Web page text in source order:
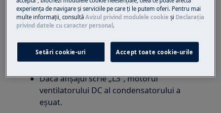
Rezoluţie:
1. Contactați centrul de service autorizat.
Cauza:
Dacă afișajul scrie „L3”, motorul
ventilatorului DC al condensatorului a
eșuat.
experienţa de navigare și serviciile pe care ţi le putem oferi. Pentru mai
multe informaţii, consultăAvizul privind modulele cookie și Declaraţia
privind datele cu caracter personal.
Setări cookie-uri Accept toate cookie-urile